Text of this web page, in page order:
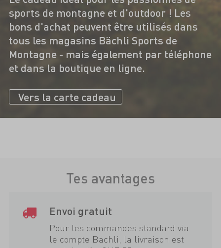
sports de montagne et d'outdoor ! Les
bons d'achat peuvent être utilisés dans
tous les magasins Bächli Sports de
Montagne - mais également par téléphone
et dans la boutique en ligne.
Vers la carte cadeau
Tes avantages
Envoi gratuit
Pour les commandes standard via
le compte Bächli, la livraison est